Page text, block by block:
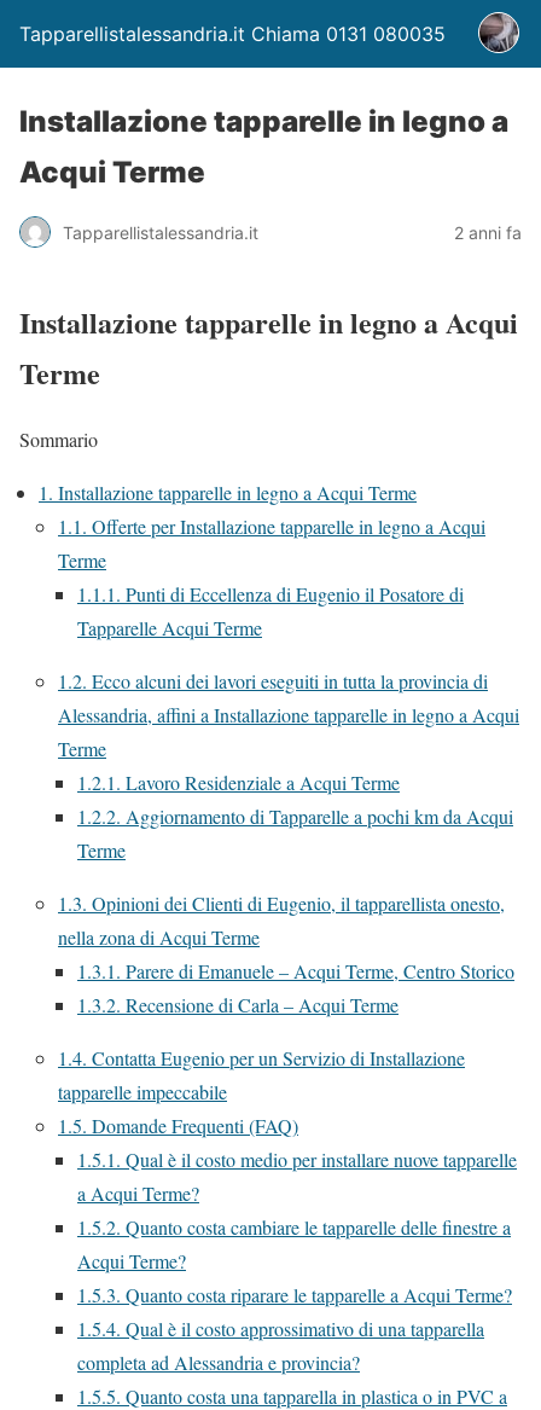
Tapparellistalessandria.it Chiama 0131 080035
Installazione tapparelle in legno a
Acqui Terme
Tapparellistalessandria.it 2 anni fa
Installazione tapparelle in legno a Acqui
Terme
Sommario
1. Installazione tapparelle in legno a Acqui Terme
1.1. Offerte per Installazione tapparelle in legno a Acqui
Terme
1.1.1. Punti di Eccellenza di Eugenio il Posatore di
Tapparelle Acqui Terme
1.2. Ecco alcuni dei lavori eseguiti in tutta la provincia di
Alessandria, affini a Installazione tapparelle in legno a Acqui
Terme
1.2.1. Lavoro Residenziale a Acqui Terme
1.2.2. Aggiornamento di Tapparelle a pochi km da Acqui
Terme
1.3. Opinioni dei Clienti di Eugenio, il tapparellista onesto,
nella zona di Acqui Terme
1.3.1. Parere di Emanuele – Acqui Terme, Centro Storico
1.3.2. Recensione di Carla – Acqui Terme
1.4. Contatta Eugenio per un Servizio di Installazione
tapparelle impeccabile
1.5. Domande Frequenti (FAQ)
1.5.1. Qual è il costo medio per installare nuove tapparelle
a Acqui Terme?
1.5.2. Quanto costa cambiare le tapparelle delle finestre a
Acqui Terme?
1.5.3. Quanto costa riparare le tapparelle a Acqui Terme?
1.5.4. Qual è il costo approssimativo di una tapparella
completa ad Alessandria e provincia?
1.5.5. Quanto costa una tapparella in plastica o in PVC a